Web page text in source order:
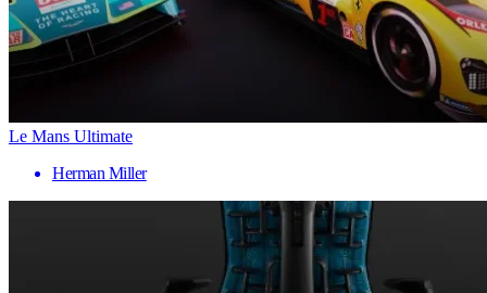
Le Mans Ultimate
Herman Miller